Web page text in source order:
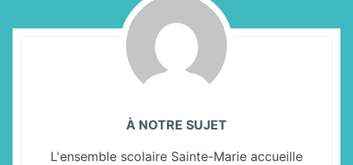
À NOTRE SUJET
L'ensemble scolaire Sainte-Marie accueille